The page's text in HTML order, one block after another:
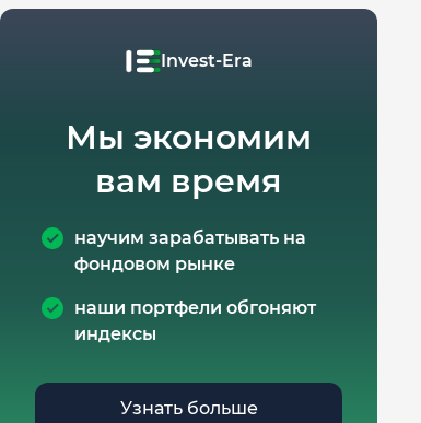
Invest-Era
Мы экономим
вам время
научим зарабатывать на
фондовом рынке
наши портфели обгоняют
индексы
Узнать больше